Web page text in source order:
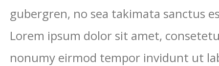
gubergren, no sea takimata sanctus
Lorem ipsum dolor sit amet,
nonumy eirmod tempor invidunt ut